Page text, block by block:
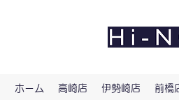
ホーム 高崎店 伊勢崎店 前橋